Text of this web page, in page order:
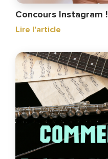
Concours Instagram !
Lire l'article